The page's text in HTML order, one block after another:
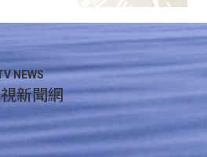
NEWS
新聞網